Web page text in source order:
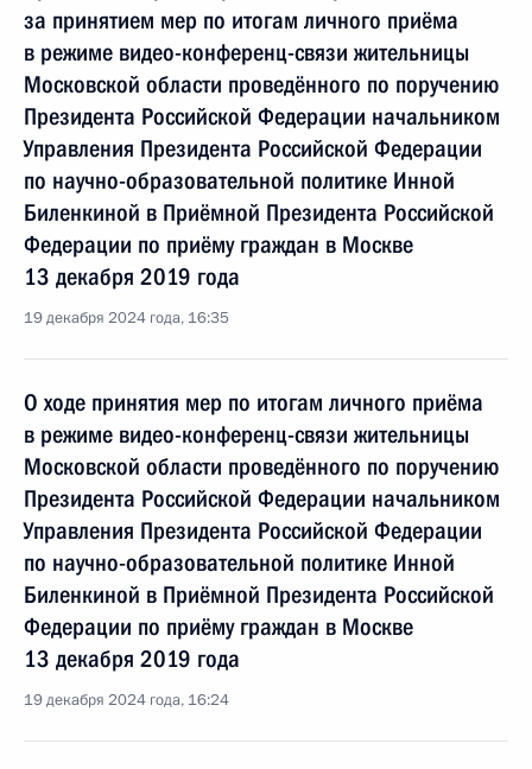
за принятием мер по итогам личного приёма
в режиме видео-конференц-связи жительницы
Московской области проведённого по поручению
Президента Российской Федерации начальником
Управления Президента Российской Федерации
по научно-образовательной политике Инной
Биленкиной в Приёмной Президента Российской
Федерации по приёму граждан в Москве
13 декабря 2019 года
19 декабря 2024 года, 16:35
О ходе принятия мер по итогам личного приёма
в режиме видео-конференц-связи жительницы
Московской области проведённого по поручению
Президента Российской Федерации начальником
Управления Президента Российской Федерации
по научно-образовательной политике Инной
Биленкиной в Приёмной Президента Российской
Федерации по приёму граждан в Москве
13 декабря 2019 года
19 декабря 2024 года, 16:24